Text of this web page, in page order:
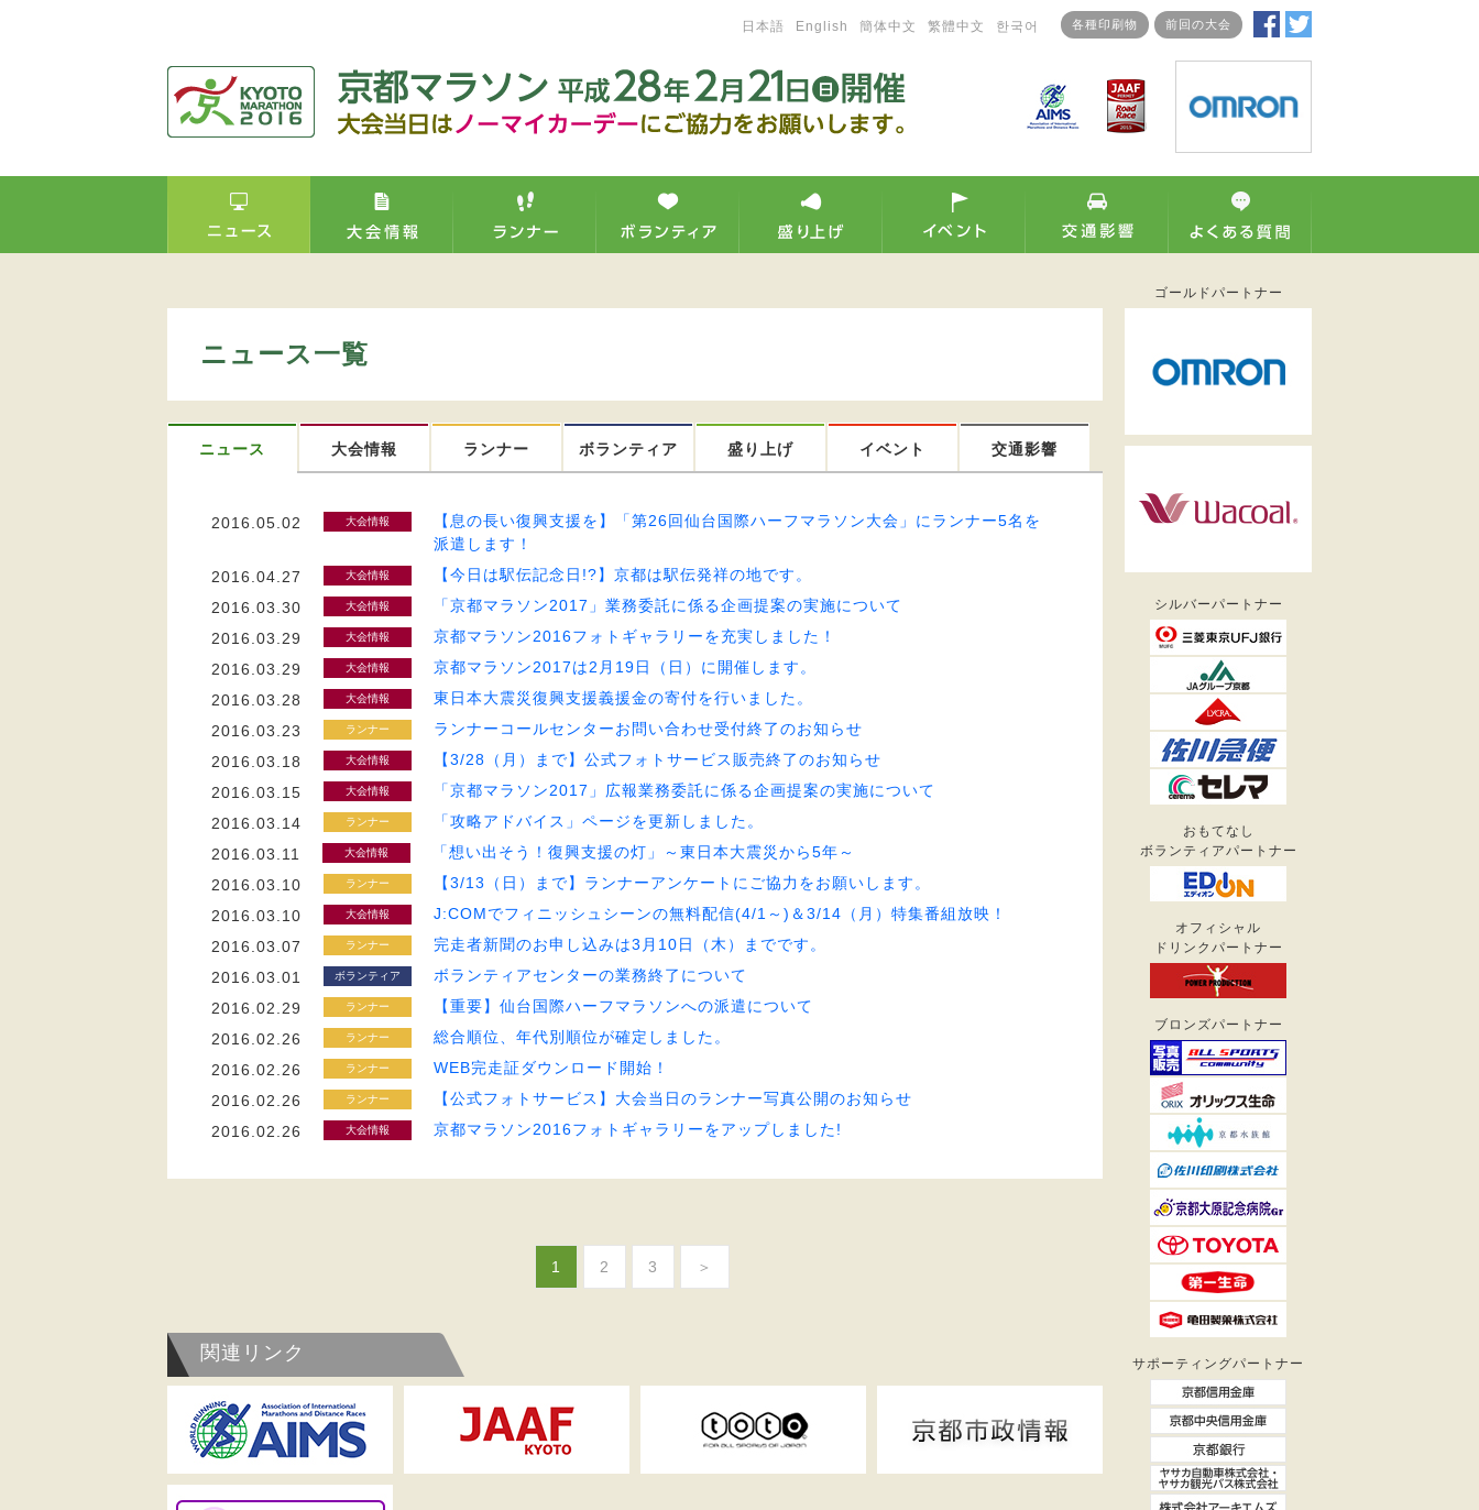
日本語 English 簡体中文 繁體中文 한국어 各種印刷物 前回の大会
ニュース一覧
ニュース 大会情報 ランナー ボランティア 盛り上げ イベント 交通影響
2016.05.02 大会情報
【息の長い復興支援を】「第26回仙台国際ハーフマラソン大会」にランナー5名を
派遣します！
2016.04.27
大会情報
【今日は駅伝記念日!?】京都は駅伝発祥の地です。
2016.03.30
大会情報
「京都マラソン2017」業務委託に係る企画提案の実施について
2016.03.29
大会情報
京都マラソン2016フォトギャラリーを充実しました！
2016.03.29
大会情報
京都マラソン2017は2月19日（日）に開催します。
2016.03.28
大会情報
東日本大震災復興支援義援金の寄付を行いました。
2016.03.23
ランナー
ランナーコールセンターお問い合わせ受付終了のお知らせ
2016.03.18
大会情報
【3/28（月）まで】公式フォトサービス販売終了のお知らせ
2016.03.15
大会情報
「京都マラソン2017」広報業務委託に係る企画提案の実施について
2016.03.14
ランナー
「攻略アドバイス」ページを更新しました。
2016.03.11
大会情報
「想い出そう！復興支援の灯」～東日本大震災から5年～
2016.03.10
ランナー
【3/13（日）まで】ランナーアンケートにご協力をお願いします。
2016.03.10
大会情報
J:COMでフィニッシュシーンの無料配信(4/1～)＆3/14（月）特集番組放映！
2016.03.07
ランナー
完走者新聞のお申し込みは3月10日（木）までです。
2016.03.01
ボランティア
ボランティアセンターの業務終了について
2016.02.29
ランナー
【重要】仙台国際ハーフマラソンへの派遣について
2016.02.26
ランナー
総合順位、年代別順位が確定しました。
2016.02.26
ランナー
WEB完走証ダウンロード開始！
2016.02.26
ランナー
【公式フォトサービス】大会当日のランナー写真公開のお知らせ
2016.02.26
大会情報 京都マラソン2016フォトギャラリーをアップしました!
1 2 3 ＞
関連リンク
ゴールドパートナー
シルバーパートナー
おもてなし
ボランティアパートナー
オフィシャル
ドリンクパートナー
ブロンズパートナー
サポーティングパートナー